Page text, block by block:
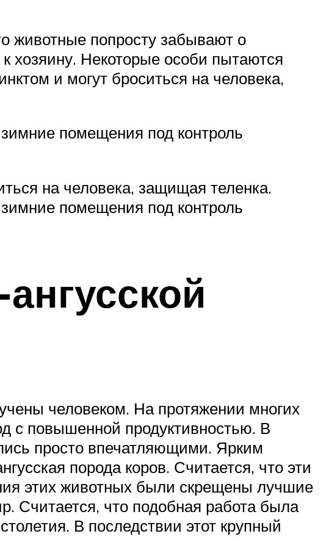
животные попросту забывают о
хозяину. Некоторые особи пытаются
и могут броситься на человека,
помещения под контроль
на человека, защищая теленка.
помещения под контроль
человеком. На протяжении многих
с повышенной продуктивностью. В
просто впечатляющими. Ярким
порода коров. Считается, что эти
этих животных были скрещены лучшие
Считается, что подобная работа была
В последствии этот крупный